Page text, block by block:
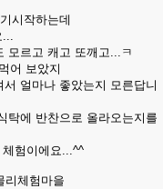
시작하는데
...
모르고 캐고 또깨고...ㅋ
어 보았지
얼마나 좋았는지 모른답니
탁에 반찬으로 올라오는지를
험이에요...^^